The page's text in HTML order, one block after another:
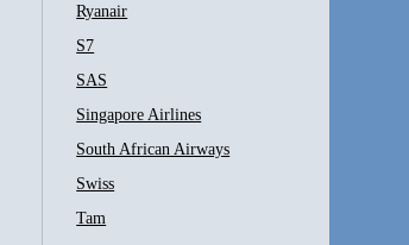
Ryanair
S7
SAS
Singapore Airlines
South African Airways
Swiss
Tam